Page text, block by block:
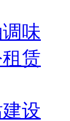
味
赁
设